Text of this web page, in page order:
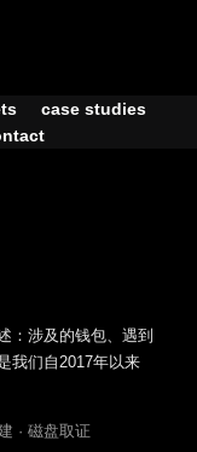
case studies
：涉及的钱包、遇到
我们自2017年以来
· 磁盘取证